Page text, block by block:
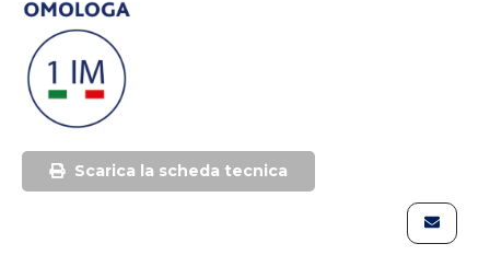
Scarica la scheda tecnica